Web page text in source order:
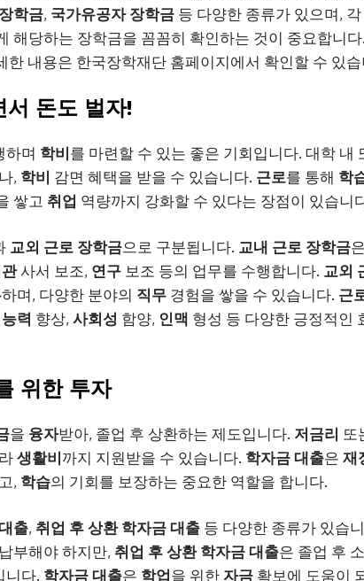
학금, 국가유공자 장학금 등 다양한 종류가 있으며,
해당하는 장학금을 꼼꼼히 확인하는 것이 중요합니다.
한 내용은 한국장학재단 홈페이지에서 확인할 수 있
서 돈도 벌자!
하며 학비를 마련할 수 있는 좋은 기회입니다. 대학 내
, 학비 감면 혜택을 받을 수 있습니다. 근로를 통해 학
쌓고 취업 역량까지 강화할 수 있다는 장점이 있습니
교외 근로 장학금으로 구분됩니다. 교내 근로 장학금
사서 보조, 연구 보조 등의 업무를 수행합니다. 교외
하며, 다양한 분야의 직무 경험을 쌓을 수 있습니다. 근
능력 향상, 사회성 함양, 인맥 형성 등 다양한 긍정적인
위한 투자
을 융자받아, 졸업 후 상환하는 제도입니다. 저금리 또
생활비까지 지원받을 수 있습니다. 학자금 대출은 재
, 학습의 기회를 보장하는 중요한 역할을 합니다.
출, 취업 후 상환 학자금 대출 등 다양한 종류가 있습
부해야 하지만, 취업 후 상환 학자금 대출은 졸업 후
니다. 학자금 대출은 학업을 위한 자금 확보에 도움이